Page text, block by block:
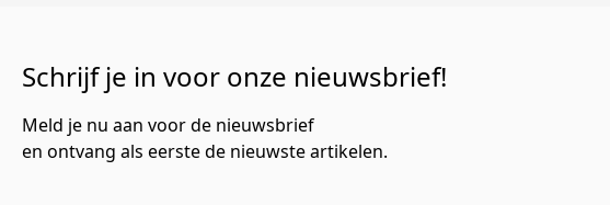
Schrijf je in voor onze nieuwsbrief!
Meld je nu aan voor de nieuwsbrief
en ontvang als eerste de nieuwste artikelen.